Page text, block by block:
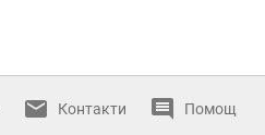
Контакти Помощ